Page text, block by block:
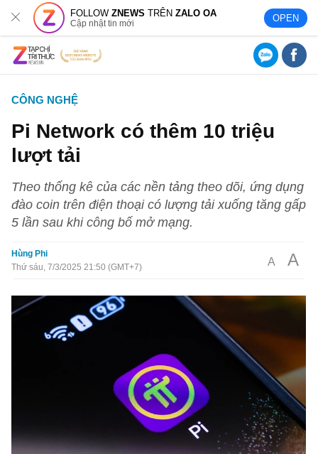
FOLLOWZNEWS TRÊNZALO OA
Cập nhật tin mới OPEN
CÔNG NGHỆ
Pi Network có thêm 10 triệu
lượt tải
Theo thống kê của các nền tảng theo dõi, ứng dụng
đào coin trên điện thoại có lượng tải xuống tăng gấp
5 lần sau khi công bố mở mạng.
Hùng Phi
Thứ sáu, 7/3/2025 21:50 (GMT+7)
A A